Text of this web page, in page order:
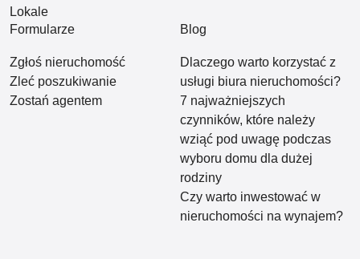
Lokale
Formularze
Zgłoś nieruchomość
Zleć poszukiwanie
Zostań agentem
Blog
Dlaczego warto korzystać z
usługi biura nieruchomości?
7 najważniejszych
czynników, które należy
wziąć pod uwagę podczas
wyboru domu dla dużej
rodziny
Czy warto inwestować w
nieruchomości na wynajem?